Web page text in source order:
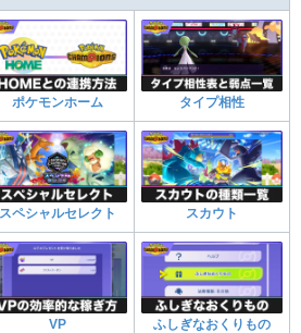
ポケモンホーム タイプ相性
スペシャルセレクト スカウト
VP ふしぎなおくりもの